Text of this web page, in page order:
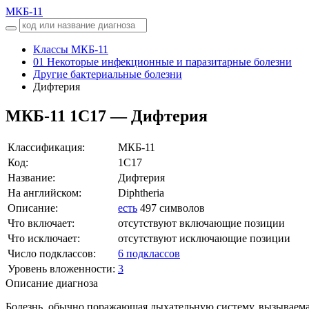
МКБ-11
Классы МКБ-11
01 Некоторые инфекционные и паразитарные болезни
Другие бактериальные болезни
Дифтерия
МКБ-11 1C17 — Дифтерия
Классификация:
МКБ-11
Код:
1C17
Название:
Дифтерия
На английском:
Diphtheria
Описание:
есть 497 символов
Что включает:
отсутствуют включающие позиции
Что исключает:
отсутствуют исключающие позиции
Число подклассов:
6 подклассов
Уровень вложенности: 3
Описание диагноза
Болезнь, обычно поражающая дыхательную систему,